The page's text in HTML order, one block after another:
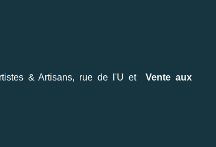
& Artisans, rue de l'U etVente aux